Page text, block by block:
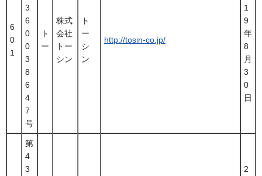
6
0
1
3
6
0
0
3
8
6
4
7
号
ト
ー
株式
会社
トー
シン
ト
ー
シ
ン
http://tosin-co.jp/
1
9
年
8
月
3
0
日
第
4
3
2